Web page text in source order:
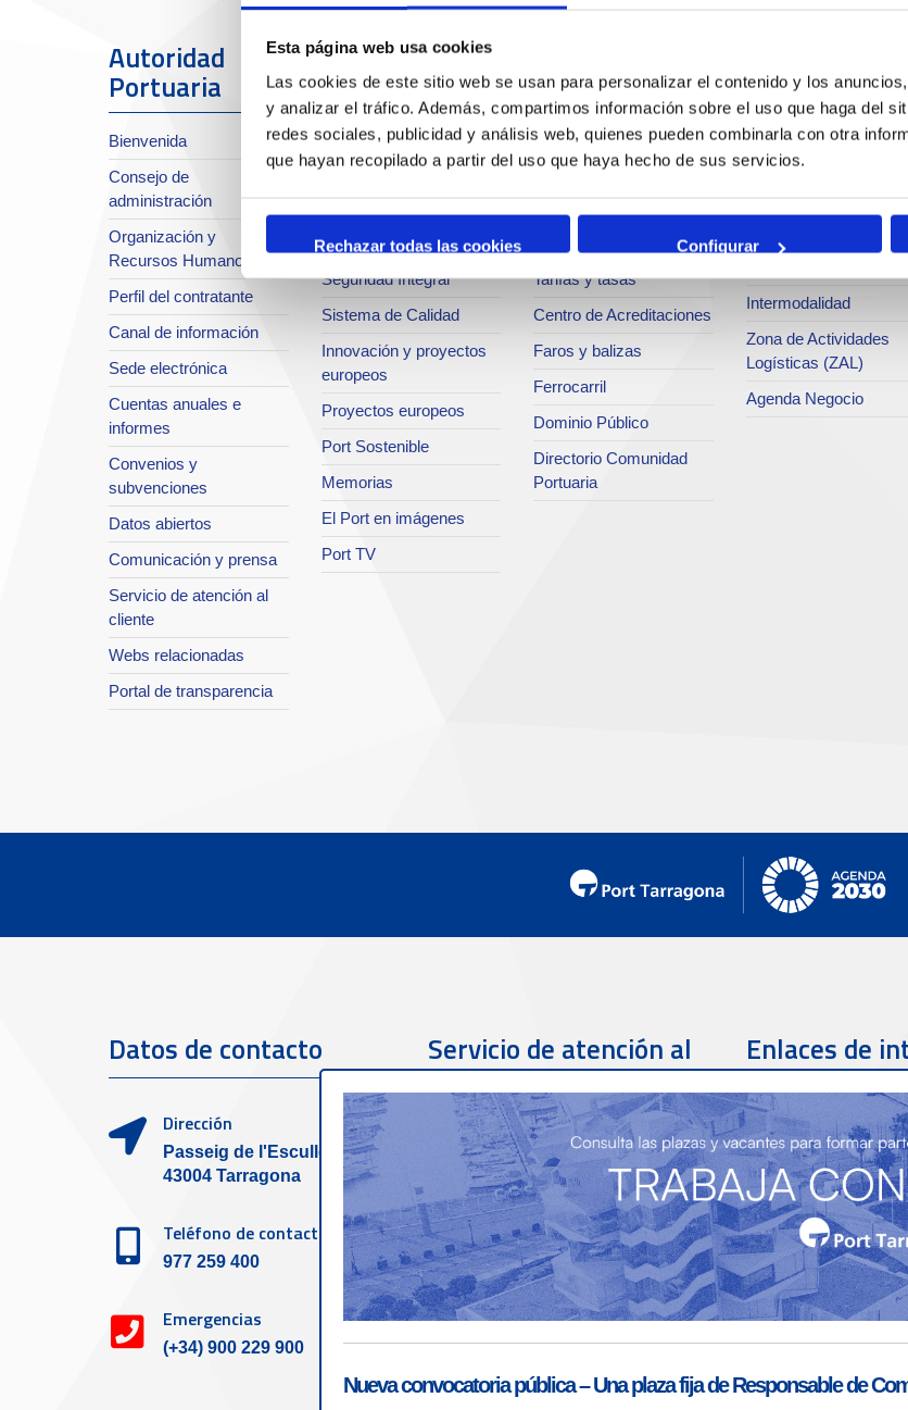
Esta página web usa cookies
Las cookies de este sitio web se usan para personalizar el contenido y los
y analizar el tráfico. Además, compartimos información sobre el uso que haga del
redes sociales, publicidad y análisis web, quienes pueden combinarla con otra
que hayan recopilado a partir del uso que haya hecho de sus servicios.
Rechazar todas las cookies Configurar
Autoridad
Portuaria
Bienvenida
Consejo de
administración
Organización y
Recursos Humanos
Perfil del contratante
Canal de información
Sede electrónica
Cuentas anuales e
informes
Convenios y
subvenciones
Datos abiertos
Comunicación y prensa
Servicio de atención al
cliente
Webs relacionadas
Portal de transparencia
El Puerto
Sobre el Port
Situación y accesos
Infraestructuras en
desarrollo
Seguridad Integral
Sistema de Calidad
Innovación y proyectos
europeos
Proyectos europeos
Port Sostenible
Memorias
El Port en imágenes
Port TV
Operaciones y servicios
portuarios
Bunkering
Solicitud de Servicios
Tarifas y tasas
Centro de Acreditaciones
Faros y balizas
Ferrocarril
Dominio Público
Directorio Comunidad
Portuaria
Tráficos
Intermodalidad
Zona de Actividades
Logísticas (ZAL)
Agenda Negocio
Datos de contacto
Dirección
Passeig de l'Escullera s/n,
43004 Tarragona
Teléfono de contacto
977 259 400
Emergencias
(+34) 900 229 900
Servicio de atención al
cliente
Teléfono de contacto
977 259 462
Email de contacto
sac@porttarragona.cat
Información SAC
Enlaces de
Partners
Nueva convocatoria pública – Una plaza fija de Responsable de